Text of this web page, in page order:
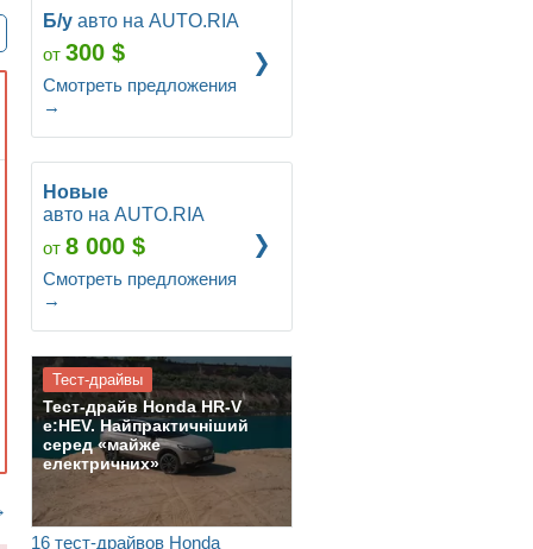
Б/у авто на AUTO.RIA
от 300 $
Смотреть предложения
→
Новые
авто на AUTO.RIA
от 8 000 $
Смотреть предложения
→
16 тест-драйвов Honda
Тест-драйвы
Тест-драйв Honda HR-V
e:HEV. Найпрактичніший
серед «майже
електричних»